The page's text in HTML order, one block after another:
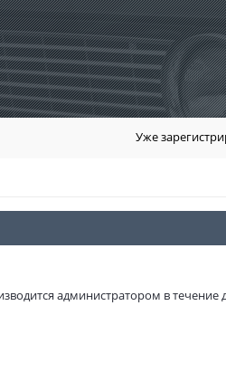
Уже
администратором в